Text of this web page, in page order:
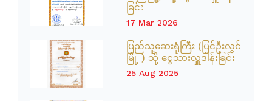
ခြင်း
17 Mar 2026
ပြည်သူ့ဆေးရုံကြီး (ပြင်ဦးလွင်
မြို့ ) သို့ ငွေသားလှူဒါန်းခြင်း
25 Aug 2025